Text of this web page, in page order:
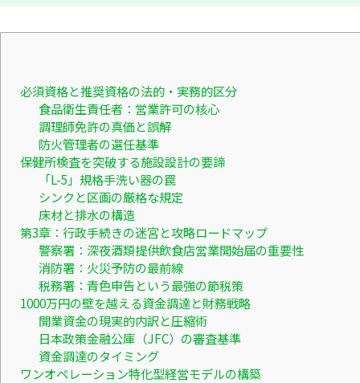
必須資格と推奨資格の法的・実務的区分
食品衛生責任者：営業許可の核心
調理師免許の真価と誤解
防火管理者の選任基準
保健所検査を突破する施設設計の要諦
「L-5」規格手洗い器の罠
シンクと区画の厳格な規定
床材と排水の構造
第3章：行政手続きの迷宮と攻略ロードマップ
警察署：深夜酒類提供飲食店営業開始届の重要性
消防署：火災予防の最前線
税務署：青色申告という最強の節税策
1000万円の壁を越える資金調達と財務戦略
開業資金の現実的内訳と圧縮術
日本政策金融公庫（JFC）の審査基準
資金調達のタイミング
ワンオペレーション特化型経営モデルの構築